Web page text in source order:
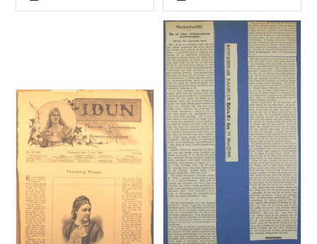
Typ Typ